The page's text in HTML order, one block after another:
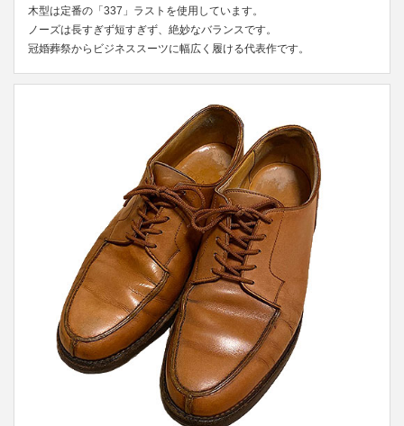
木型は定番の「337」ラストを使用しています。
ノーズは長すぎず短すぎず、絶妙なバランスです。
冠婚葬祭からビジネススーツに幅広く履ける代表作です。